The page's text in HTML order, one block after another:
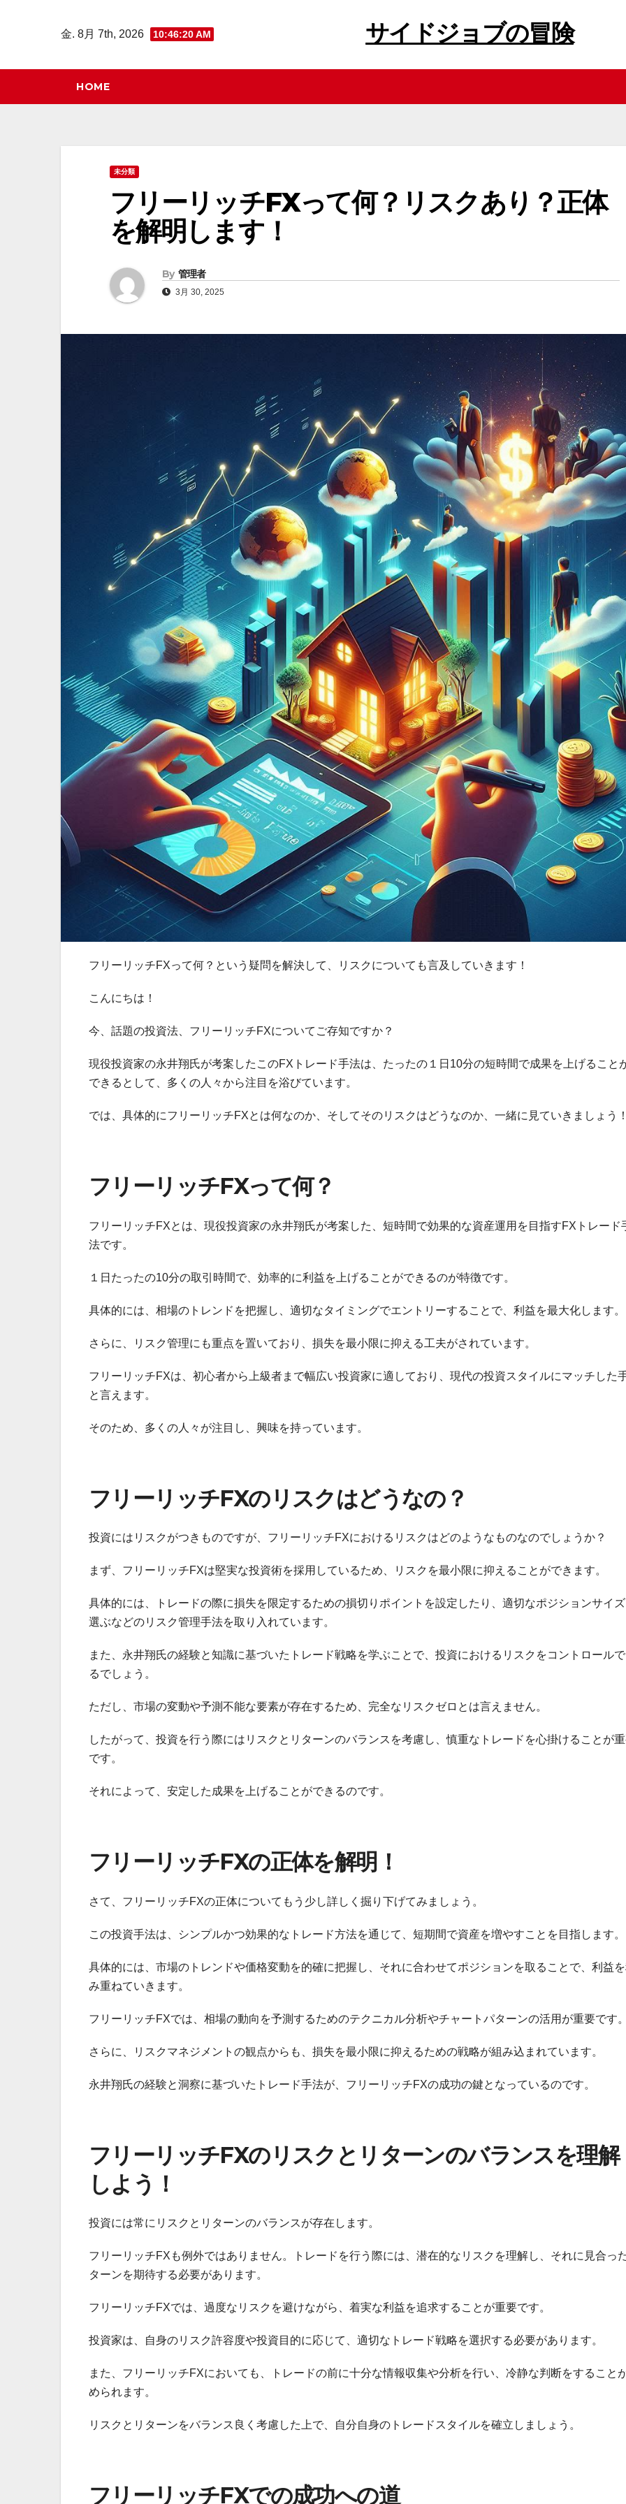
ン
金. 8月 7th, 2026 10:46:21 AM サイドジョブの冒険
HOME
未分類
フリーリッチFXって何？リスクあり？正体
を解明します！
By 管理者
3月 30, 2025
フリーリッチFXって何？という疑問を解決して、リスクについても言及していきます！
こんにちは！
今、話題の投資法、フリーリッチFXについてご存知ですか？
現役投資家の永井翔氏が考案したこのFXトレード手法は、たったの１日10分の短時間で成果を上げること
できるとして、多くの人々から注目を浴びています。
では、具体的にフリーリッチFXとは何なのか、そしてそのリスクはどうなのか、一緒に見ていきましょう
フリーリッチFXって何？
フリーリッチFXとは、現役投資家の永井翔氏が考案した、短時間で効果的な資産運用を目指すFXトレード
法です。
１日たったの10分の取引時間で、効率的に利益を上げることができるのが特徴です。
具体的には、相場のトレンドを把握し、適切なタイミングでエントリーすることで、利益を最大化します。
さらに、リスク管理にも重点を置いており、損失を最小限に抑える工夫がされています。
フリーリッチFXは、初心者から上級者まで幅広い投資家に適しており、現代の投資スタイルにマッチした
と言えます。
そのため、多くの人々が注目し、興味を持っています。
フリーリッチFXのリスクはどうなの？
投資にはリスクがつきものですが、フリーリッチFXにおけるリスクはどのようなものなのでしょうか？
まず、フリーリッチFXは堅実な投資術を採用しているため、リスクを最小限に抑えることができます。
具体的には、トレードの際に損失を限定するための損切りポイントを設定したり、適切なポジションサイ
選ぶなどのリスク管理手法を取り入れています。
また、永井翔氏の経験と知識に基づいたトレード戦略を学ぶことで、投資におけるリスクをコントロール
るでしょう。
ただし、市場の変動や予測不能な要素が存在するため、完全なリスクゼロとは言えません。
したがって、投資を行う際にはリスクとリターンのバランスを考慮し、慎重なトレードを心掛けることが
です。
それによって、安定した成果を上げることができるのです。
フリーリッチFXの正体を解明！
さて、フリーリッチFXの正体についてもう少し詳しく掘り下げてみましょう。
この投資手法は、シンプルかつ効果的なトレード方法を通じて、短期間で資産を増やすことを目指します。
具体的には、市場のトレンドや価格変動を的確に把握し、それに合わせてポジションを取ることで、利益
み重ねていきます。
フリーリッチFXでは、相場の動向を予測するためのテクニカル分析やチャートパターンの活用が重要です
さらに、リスクマネジメントの観点からも、損失を最小限に抑えるための戦略が組み込まれています。
永井翔氏の経験と洞察に基づいたトレード手法が、フリーリッチFXの成功の鍵となっているのです。
フリーリッチFXのリスクとリターンのバランスを理解
しよう！
投資には常にリスクとリターンのバランスが存在します。
フリーリッチFXも例外ではありません。トレードを行う際には、潜在的なリスクを理解し、それに見合っ
ターンを期待する必要があります。
フリーリッチFXでは、過度なリスクを避けながら、着実な利益を追求することが重要です。
投資家は、自身のリスク許容度や投資目的に応じて、適切なトレード戦略を選択する必要があります。
また、フリーリッチFXにおいても、トレードの前に十分な情報収集や分析を行い、冷静な判断をすること
められます。
リスクとリターンをバランス良く考慮した上で、自分自身のトレードスタイルを確立しましょう。
フリーリッチFXでの成功への道